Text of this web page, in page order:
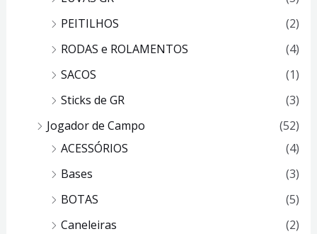
PEITILHOS
(2)
RODAS e ROLAMENTOS
(4)
SACOS
(1)
Sticks de GR
(3)
Jogador de Campo
(52)
ACESSÓRIOS
(4)
Bases
(3)
BOTAS
(5)
Caneleiras
(2)